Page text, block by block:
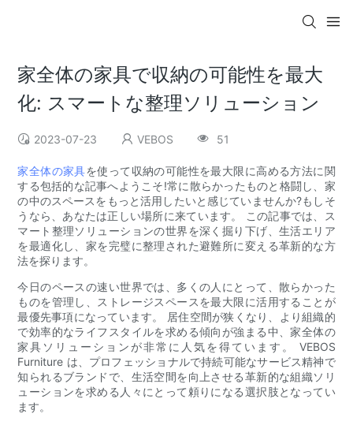
家全体の家具で収納の可能性を最大
化: スマートな整理ソリューション
2023-07-23 VEBOS 51
家全体の家具を使って収納の可能性を最大限に高める方法に関
する包括的な記事へようこそ!常に散らかったものと格闘し、家
の中のスペースをもっと活用したいと感じていませんか?もしそ
うなら、あなたは正しい場所に来ています。 この記事では、ス
マート整理ソリューションの世界を深く掘り下げ、生活エリア
を最適化し、家を完璧に整理された避難所に変える革新的な方
法を探ります。
今日のペースの速い世界では、多くの人にとって、散らかった
ものを管理し、ストレージスペースを最大限に活用することが
最優先事項になっています。 居住空間が狭くなり、より組織的
で効率的なライフスタイルを求める傾向が強まる中、家全体の
家具ソリューションが非常に人気を得ています。 VEBOS
Furniture は、プロフェッショナルで持続可能なサービス精神で
知られるブランドで、生活空間を向上させる革新的な組織ソリ
ューションを求める人々にとって頼りになる選択肢となってい
ます。